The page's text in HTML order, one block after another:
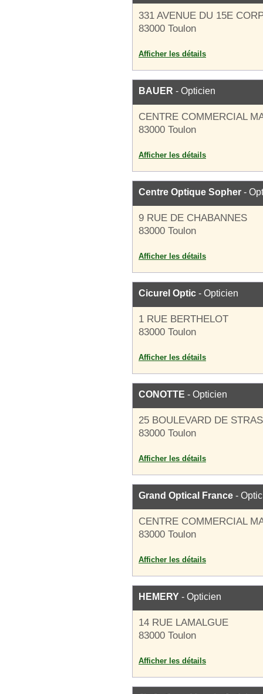
331 AVENUE DU 15E
83000 Toulon
Afficher les détails
BAUER - Opticien
CENTRE COMMERCIAL
83000 Toulon
Afficher les détails
Centre Optique Sopher -
9 RUE DE CHABANNES
83000 Toulon
Afficher les détails
Cicurel Optic - Opticien
1 RUE BERTHELOT
83000 Toulon
Afficher les détails
CONOTTE - Opticien
25 BOULEVARD DE
83000 Toulon
Afficher les détails
Grand Optical France -
CENTRE COMMERCIAL
83000 Toulon
Afficher les détails
HEMERY - Opticien
14 RUE LAMALGUE
83000 Toulon
Afficher les détails